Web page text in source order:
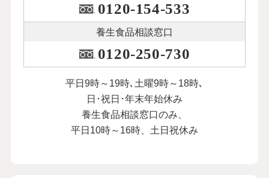
0120-154-533
養生食品相談窓口
0120-250-730
平日9時～19時､土曜9時～18時､
日･祝日･年末年始休み
養生食品相談窓口のみ、
平日10時～16時、土日祝休み